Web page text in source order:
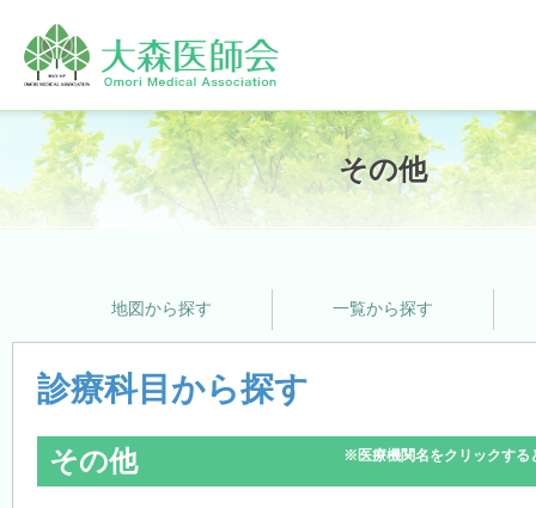
ホーム
プライバシーポリシー
支援サービス
その他
地図から探す 一覧から探す
診療科目から探す
その他 ※医療機関名をクリックする